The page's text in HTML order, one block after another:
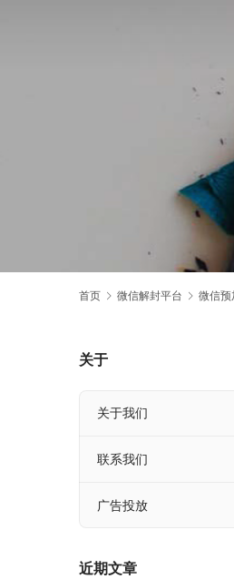
首页 微信解封平台 微信预
关于
关于我们
联系我们
广告投放
近期文章